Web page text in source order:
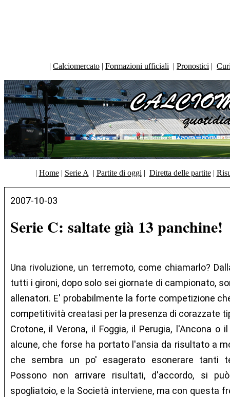
| Calciomercato | Formazioni ufficiali | Pronostici |
| Home| Serie A | Partite di oggi | Diretta delle partite|
2007-10-03
Serie C: saltate già 13 panchine!
Una rivoluzione, un terremoto, come chiamarlo?
tutti i gironi, dopo solo sei giornate di campionato,
allenatori. E' probabilmente la forte competizione
competitività creatasi per la presenza di corazzate
Crotone, il Verona, il Foggia, il Perugia, l'Ancona o
alcune, che forse ha portato l'ansia da risultato a
che sembra un po' esagerato esonerare tanti
Possono non arrivare risultati, d'accordo, si
spogliatoio, e la Società interviene, ma con questa